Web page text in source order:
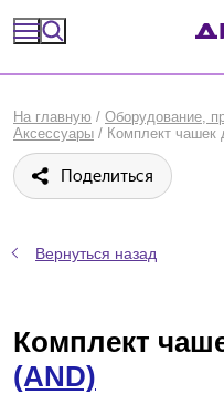
Оборудование, приборы
Расходные материалы,
Химические реактивы,
Библиотека
На главную / Оборудование,
Аксессуары / Комплект чашек
Поделиться
Вернуться назад
Комплект
(AND)